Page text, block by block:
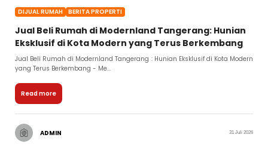
DIJUAL RUMAH BERITA PROPERTI
Jual Beli Rumah di Modernland Tangerang: Hunian
Eksklusif di Kota Modern yang Terus Berkembang
Jual Beli Rumah di Modernland Tangerang : Hunian Eksklusif di Kota Modern
yang Terus Berkembang - Me...
Read more
ADMIN 31 Juli 2026